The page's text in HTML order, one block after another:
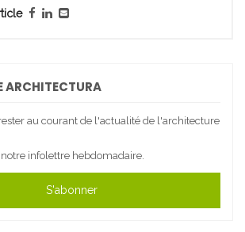
ARCHITECTURA
au courant de l'actualité de l'architecture
infolettre hebdomadaire.
S'abonner